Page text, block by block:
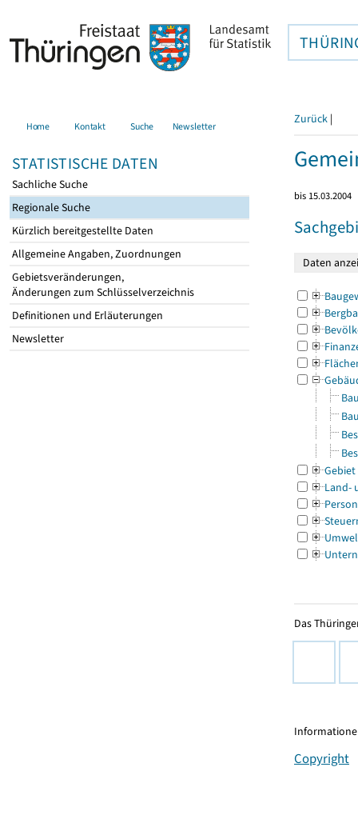
Home Kontakt Suche Newsletter
STATISTISCHE DATEN
Sachliche Suche
Regionale Suche
Kürzlich bereitgestellte Daten
Allgemeine Angaben, Zuordnungen
Gebietsveränderungen,
Änderungen zum Schlüsselverzeichnis
Definitionen und Erläuterungen
Newsletter
Zurück |
bis 15.03.2004
Gebiet
Land-
Das
Copyright